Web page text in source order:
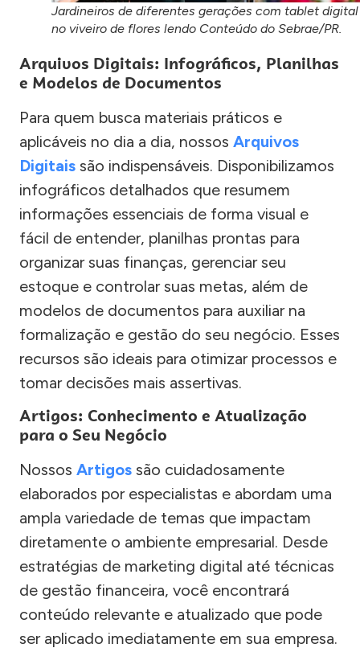
Jardineiros de diferentes gerações com tablet digital
no viveiro de flores lendo Conteúdo do Sebrae/PR.
Arquivos Digitais: Infográficos, Planilhas
e Modelos de Documentos
Para quem busca materiais práticos e
aplicáveis no dia a dia, nossos Arquivos
Digitais são indispensáveis. Disponibilizamos
infográficos detalhados que resumem
informações essenciais de forma visual e
fácil de entender, planilhas prontas para
organizar suas finanças, gerenciar seu
estoque e controlar suas metas, além de
modelos de documentos para auxiliar na
formalização e gestão do seu negócio. Esses
recursos são ideais para otimizar processos e
tomar decisões mais assertivas.
Artigos: Conhecimento e Atualização
para o Seu Negócio
Nossos Artigos são cuidadosamente
elaborados por especialistas e abordam uma
ampla variedade de temas que impactam
diretamente o ambiente empresarial. Desde
estratégias de marketing digital até técnicas
de gestão financeira, você encontrará
conteúdo relevante e atualizado que pode
ser aplicado imediatamente em sua empresa.